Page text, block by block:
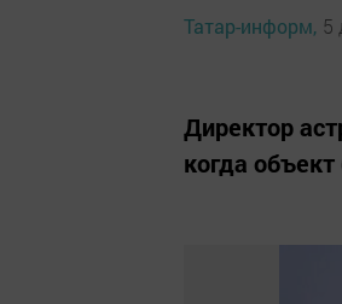
Татар-информ, 5
Директор
когда